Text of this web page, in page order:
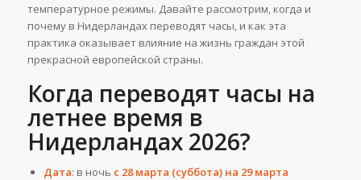
температурное режимы. Давайте рассмотрим, когда и
почему в Нидерландах переводят часы, и как эта
практика оказывает влияние на жизнь граждан этой
прекрасной европейской страны.
Когда переводят часы на
летнее время в
Нидерландах 2026?
Дата: в ночь с 28 марта (суббота) на 29 марта